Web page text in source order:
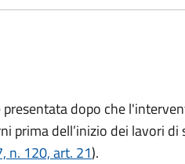
presentata dopo che
primadell’inizio dei lavori di
n. 120, art. 21).